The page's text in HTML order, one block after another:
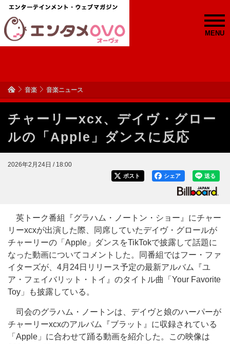
MENU
音楽 音楽ニュース
チャーリーxcx、デイヴ・グロー
ルの「Apple」ダンスに反応
2026年2月24日 / 18:00
送る
シェア
ポスト
英トーク番組『グラハム・ノートン・ショー』にチャー
リーxcxが出演した際、同席していたデイヴ・グロールが
チャーリーの「Apple」ダンスをTikTokで披露して話題に
なった動画についてコメントした。同番組ではフー・ファ
イターズが、4月24日リリース予定の最新アルバム『ユ
ア・フェイバリット・トイ』のタイトル曲「Your Favorite
Toy」も披露している。
司会のグラハム・ノートンは、デイヴと娘のハーパーが
チャーリーxcxのアルバム『ブラット』に収録されている
「Apple」に合わせて踊る動画を紹介した。この映像は